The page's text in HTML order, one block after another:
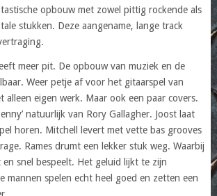
opbouw met zowel pittig rockende als
stukken. Deze aangename, lange track
meer pit. De opbouw van muziek en de
Weer petje af voor het gitaarspel van
alleen eigen werk. Maar ook een paar covers.
natuurlijk van Rory Gallagher. Joost laat
horen. Mitchell levert met vette bas grooves
Rames drumt een lekker stuk weg. Waarbij
en snel bespeelt. Het geluid lijkt te zijn
mannen spelen echt heel goed en zetten een